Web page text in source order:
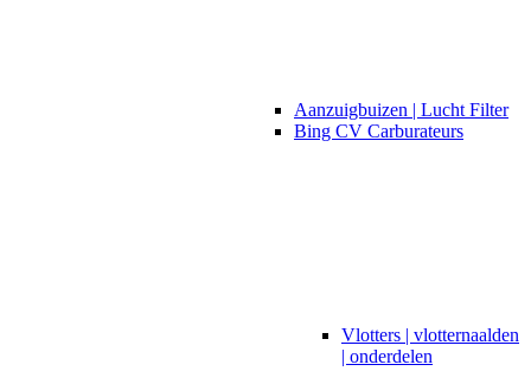
Aanzuigbuizen | Lucht Filter
Bing CV Carburateurs
Vlotters | vlotternaalden
| onderdelen